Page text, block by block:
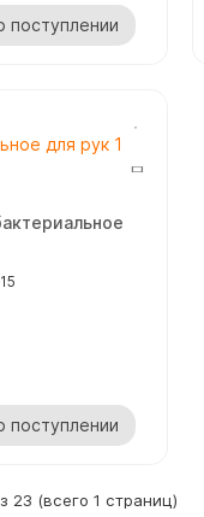
поступлении
поступлении
23 (всего 1 страниц)